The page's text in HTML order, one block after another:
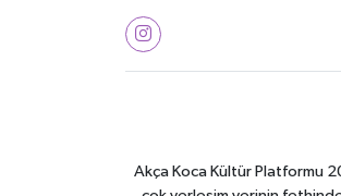
Akça Koca Kültür Platformu